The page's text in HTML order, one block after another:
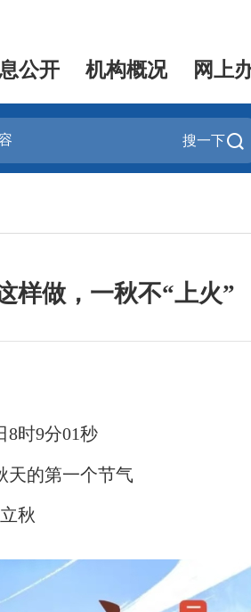
公开 机构概况 网上
搜一下
样做，一秋不“上火”
8时9分01秒
天的第一个节气
立秋